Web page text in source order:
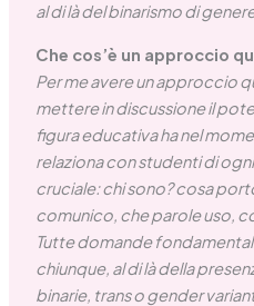
al di là del binarismo di
Che cos’è un approccio
Per me avere un approccio
mettere in discussione il
figura educativa ha nel
relaziona con studenti di
cruciale: chi sono? cosa
comunico, che parole uso,
Tutte domande
chiunque, al di là della
binarie, trans o gender